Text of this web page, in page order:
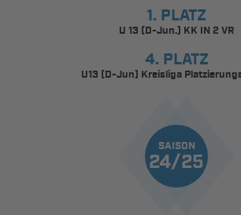
1. PLATZ
U 13 (D-Jun.) KK IN 2 VR
4. PLATZ
U13 (D-Jun) Kreisliga
SAISON
24/25